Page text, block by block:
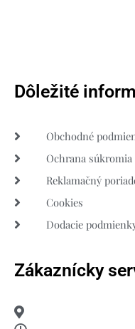
Dôležité
Obchodné
Ochrana súkromia
Reklamačný
Cookies
Dodacie
Zákaznícky